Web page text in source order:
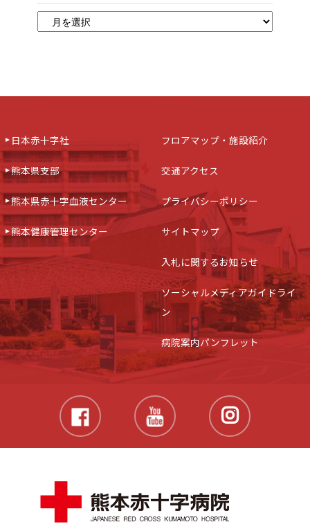
日本赤十字社
熊本県支部
熊本県赤十字血液センター
熊本健康管理センター
フロアマップ・施設紹介
交通アクセス
プライバシーポリシー
サイトマップ
入札に関するお知らせ
ソーシャルメディアガイドライ
ン
病院案内パンフレット